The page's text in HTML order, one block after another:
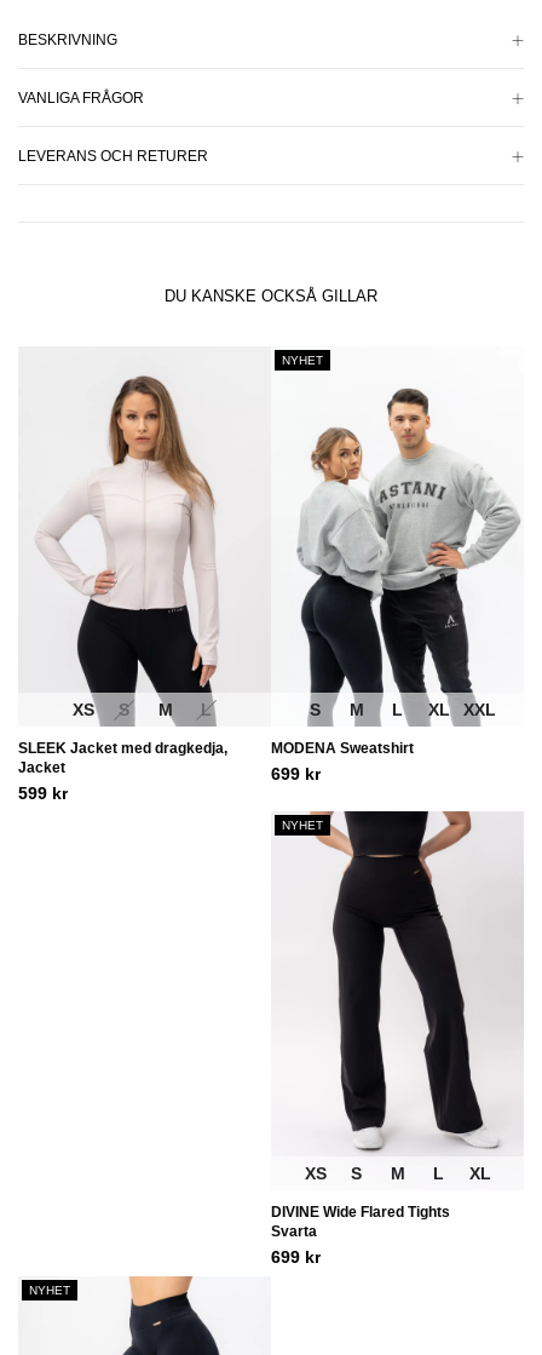
BESKRIVNING
VANLIGA FRÅGOR
LEVERANS OCH RETURER
DU KANSKE OCKSÅ GILLAR
XS S M L
SLEEK Jacket med dragkedja,
Jacket
599 kr
NYHET
S M L XL XXL
MODENA Sweatshirt
699 kr
NYHET
XS S M L XL
DIVINE Wide Flared Tights
Svarta
699 kr
NYHET